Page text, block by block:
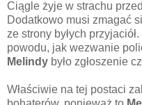
Ciągle żyje w strachu
Dodatkowo musi zmagać
ze strony byłych
powodu, jak wezwanie
Melindy było zgłoszenie
Właściwie na tej postaci